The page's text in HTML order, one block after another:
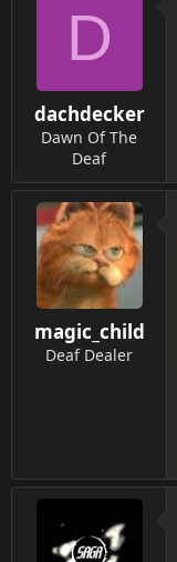
D
dachdecker
Dawn Of The
Deaf
magic_child
Deaf Dealer